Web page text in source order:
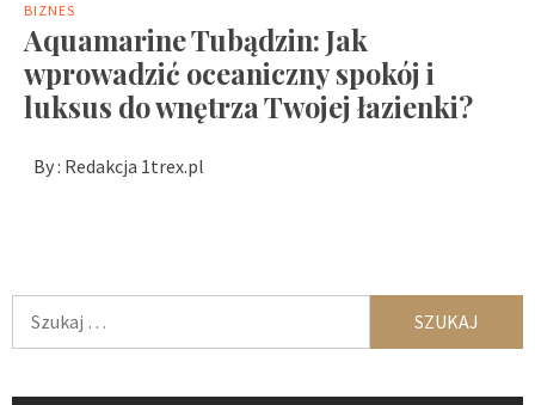
BIZNES
Aquamarine Tubądzin: Jak
wprowadzić oceaniczny spokój i
luksus do wnętrza Twojej łazienki?
By : Redakcja 1trex.pl
Szukaj: